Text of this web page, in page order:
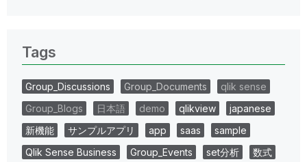
Tags
Group_Discussions Group_Documents
qlik sense
Group_Blogs
日本語 demo qlikview
japanese
新機能
サンプルアプリ app saas
sample
Qlik Sense Business
Group_Events set分析
数式